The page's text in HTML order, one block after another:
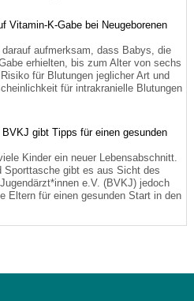
Vitamin-K-Gabe bei Neugeborenen
aufmerksam, dass Babys, die
erhielten, bis zum Alter von sechs
für Blutungen jeglicher Art und
für intrakranielle Blutungen
gibt Tipps für einen gesunden
Kinder ein neuer Lebensabschnitt.
Sporttasche gibt es aus Sicht des
e.V. (BVKJ) jedoch
Eltern für einen gesunden Start in den